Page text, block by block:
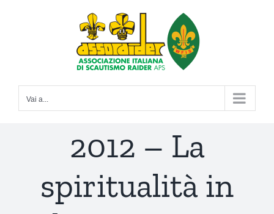
Vai a...
2012 – La
spiritualità in